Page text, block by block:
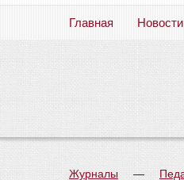
Главная Новости
Журналы —